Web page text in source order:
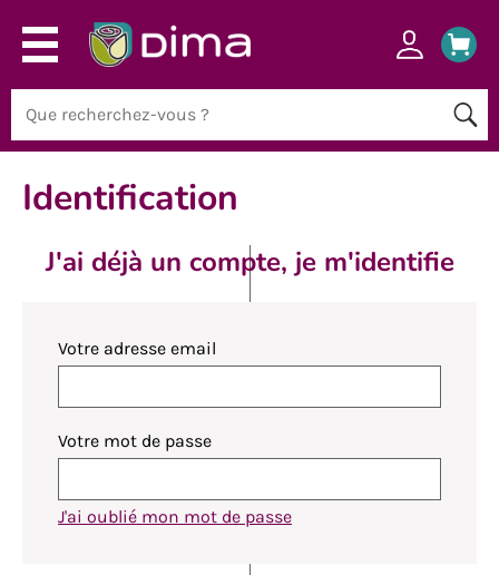
Identification
J'ai déjà un compte, je m'identifie
Votre adresse email
Votre mot de passe
J'ai oublié mon mot de passe